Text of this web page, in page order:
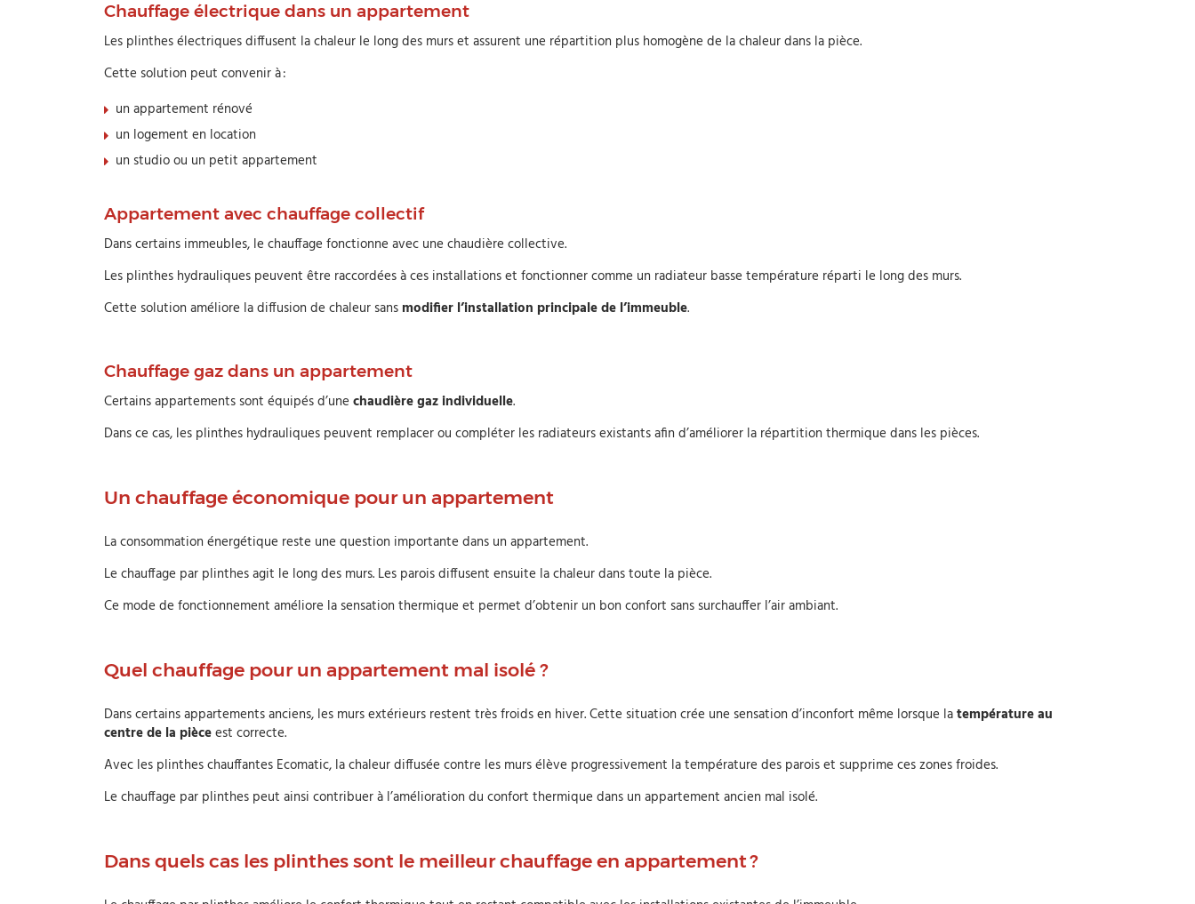
Chauffage électrique dans un appartement
Les plinthes électriques diffusent la chaleur le long des murs et assurent une répartition plus homogène de la chaleur dans la pièce.
Cette solution peut convenir à :
un appartement rénové
un logement en location
un studio ou un petit appartement
Appartement avec chauffage collectif
Dans certains immeubles, le chauffage fonctionne avec une chaudière collective.
Les plinthes hydrauliques peuvent être raccordées à ces installations et fonctionner comme un radiateur basse température réparti le long des murs.
Cette solution améliore la diffusion de chaleur sans modifier l’installation principale de l’immeuble.
Chauffage gaz dans un appartement
Certains appartements sont équipés d’une chaudière gaz individuelle.
Dans ce cas, les plinthes hydrauliques peuvent remplacer ou compléter les radiateurs existants afin d’améliorer la répartition thermique dans les pièces.
Un chauffage économique pour un appartement
La consommation énergétique reste une question importante dans un appartement.
Le chauffage par plinthes agit le long des murs. Les parois diffusent ensuite la chaleur dans toute la pièce.
Ce mode de fonctionnement améliore la sensation thermique et permet d’obtenir un bon confort sans surchauffer l’air ambiant.
Quel chauffage pour un appartement mal isolé ?
Dans certains appartements anciens, les murs extérieurs restent très froids en hiver. Cette situation crée une sensation d’inconfort même lorsque latempérature au
centre de la pièceest correcte.
Avec les plinthes chauffantes Ecomatic, la chaleur diffusée contre les murs élève progressivement la température des parois et supprime ces zones froides.
Le chauffage par plinthes peut ainsi contribuer à l’amélioration du confort thermique dans un appartement ancien mal isolé.
Dans quels cas les plinthes sont le meilleur chauffage en appartement ?